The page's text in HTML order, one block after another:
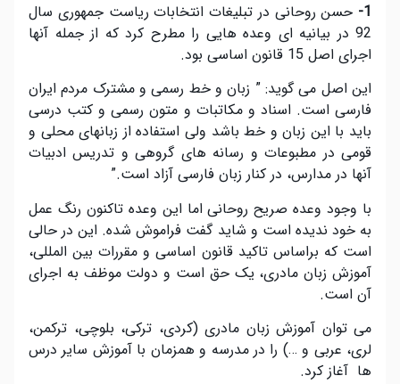
1- حسن روحانی در تبلیغات انتخابات ریاست جمهوری سال
92 در بیانیه ای وعده هایی را مطرح کرد که از جمله آنها
اجرای اصل 15 قانون اساسی بود.
این اصل می گوید: ” ‎‎‎‎‎زبان‏ و خط رسمی‏ و مشترک‏ مردم‏ ایران‏
فارسی‏ است‏. اسناد و مکاتبات‏ و متون‏ رسمی‏ و کتب‏ درسی‏
باید با این‏ زبان‏ و خط باشد ولی‏ استفاده‏ از زبانهای‏ محلی‏ و
قومی‏ در مطبوعات‏ و رسانه‏ های‏ گروهی‏ و تدریس‏ ادبیات‏
آنها در مدارس‏، در کنار زبان‏ فارسی‏ آزاد است‏.”
با وجود وعده صریح روحانی اما این وعده تاکنون رنگ عمل
به خود ندیده است و شاید گفت فراموش شده. این در حالی
است که براساس تاکید قانون اساسی و مقررات بین المللی،
آموزش زبان مادری، یک حق است و دولت موظف به اجرای
آن است.
می توان آموزش زبان مادری (کردی، ترکی، بلوچی، ترکمن،
لری، عربی و …) را در مدرسه و همزمان با آموزش سایر درس
ها آغاز کرد.